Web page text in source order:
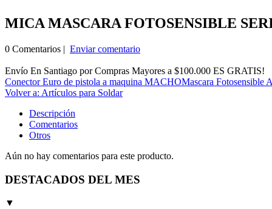
MICA MASCARA FOTOSENSIBLE
0 Comentarios | Enviar comentario
Envío En Santiago por Compras Mayores a $100.000 ES GRATIS!
Conector Euro de pistola a maquina MACHOMascara Fotosensible
Volver a: Artículos para Soldar
Descripción
Comentarios
Otros
Aún no hay comentarios para este producto.
DESTACADOS DEL MES
▼